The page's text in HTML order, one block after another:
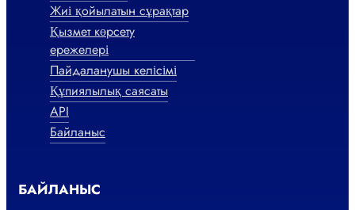
Жиі қойылатын сұрақтар
Қызмет көрсету
ережелері
Пайдаланушы келісімі
Құпиялылық саясаты
API
Байланыс
БАЙЛАНЫС